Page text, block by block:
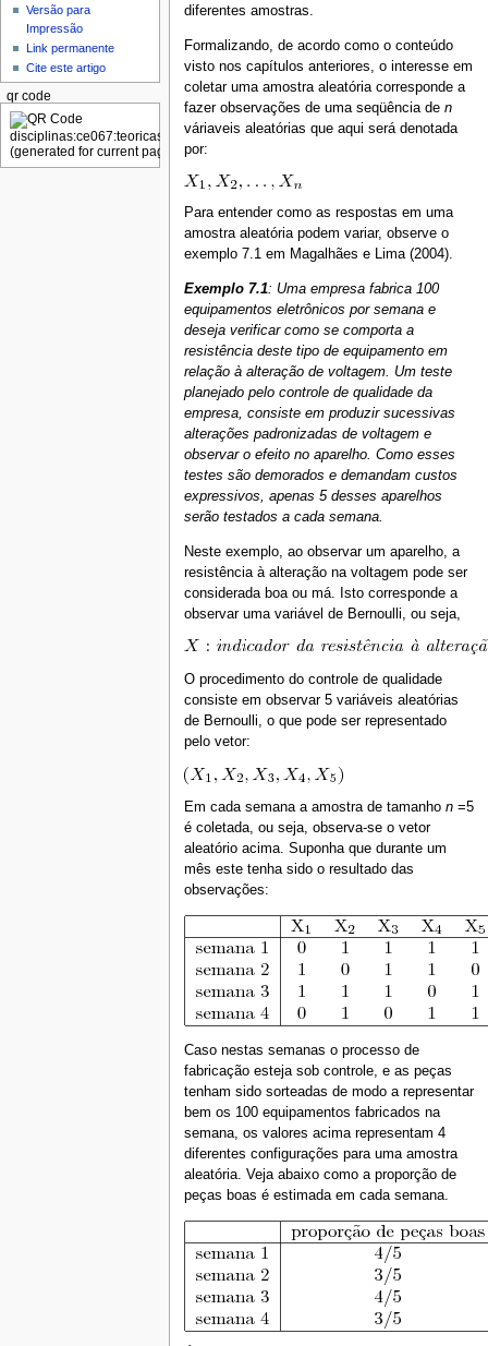
diferentes amostras.
Formalizando, de acordo como o conteúdo
visto nos capítulos anteriores, o interesse em
coletar uma amostra aleatória corresponde a
fazer observações de uma seqüência de n
váriaveis aleatórias que aqui será denotada
por:
Para entender como as respostas em uma
amostra aleatória podem variar, observe o
exemplo 7.1 em Magalhães e Lima (2004).
Exemplo 7.1: Uma empresa fabrica 100
equipamentos eletrônicos por semana e
deseja verificar como se comporta a
resistência deste tipo de equipamento em
relação à alteração de voltagem. Um teste
planejado pelo controle de qualidade da
empresa, consiste em produzir sucessivas
alterações padronizadas de voltagem e
observar o efeito no aparelho. Como esses
testes são demorados e demandam custos
expressivos, apenas 5 desses aparelhos
serão testados a cada semana.
Neste exemplo, ao observar um aparelho, a
resistência à alteração na voltagem pode ser
considerada boa ou má. Isto corresponde a
observar uma variável de Bernoulli, ou seja,
O procedimento do controle de qualidade
consiste em observar 5 variáveis aleatórias
de Bernoulli, o que pode ser representado
pelo vetor:
Em cada semana a amostra de tamanho n=5
é coletada, ou seja, observa-se o vetor
aleatório acima. Suponha que durante um
mês este tenha sido o resultado das
observações:
Caso nestas semanas o processo de
fabricação esteja sob controle, e as peças
tenham sido sorteadas de modo a representar
bem os 100 equipamentos fabricados na
semana, os valores acima representam 4
diferentes configurações para uma amostra
aleatória. Veja abaixo como a proporção de
peças boas é estimada em cada semana.
Versão para
Impressão
Link permanente
Cite este artigo
qr code